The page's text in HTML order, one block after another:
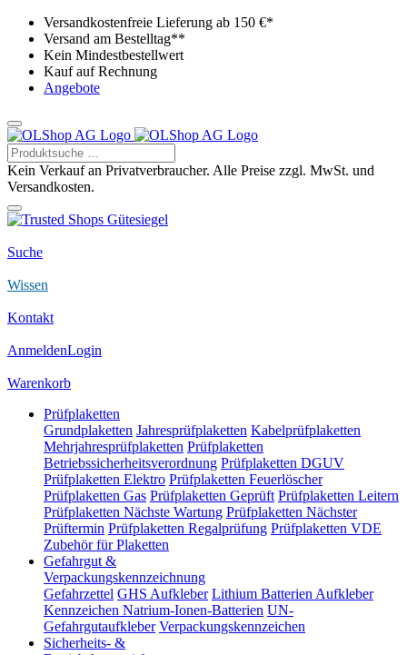
Versandkostenfreie Lieferung ab 150 €*
Versand am Bestelltag**
Kein Mindestbestellwert
Kauf auf Rechnung
Angebote
Kein Verkauf an Privatverbraucher. Alle Preise zzgl. MwSt. und
Versandkosten.
Suche
Wissen
Kontakt
AnmeldenLogin
Warenkorb
Prüfplaketten
Grundplaketten Jahresprüfplaketten Kabelprüfplaketten
Mehrjahresprüfplaketten Prüfplaketten
Betriebssicherheitsverordnung Prüfplaketten DGUV
Prüfplaketten Elektro Prüfplaketten Feuerlöscher
Prüfplaketten Gas Prüfplaketten Geprüft Prüfplaketten Leitern
Prüfplaketten Nächste Wartung Prüfplaketten Nächster
Prüftermin Prüfplaketten Regalprüfung Prüfplaketten VDE
Zubehör für Plaketten
Gefahrgut &
Verpackungskennzeichnung
Gefahrzettel GHS Aufkleber Lithium Batterien Aufkleber
Kennzeichen Natrium-Ionen-Batterien UN-
Gefahrgutaufkleber Verpackungskennzeichen
Sicherheits- &